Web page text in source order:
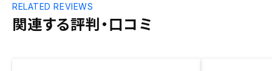
関連する評判・口コミ
RELATED REVIEWS